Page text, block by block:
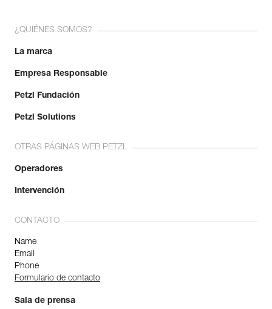
¿QUIÉNES SOMOS?
La marca
Empresa Responsable
Petzl Fundación
Petzl Solutions
OTRAS PÁGINAS WEB PETZL
Operadores
Intervención
CONTACTO
Name
Email
Phone
Formulario de contacto
Sala de prensa